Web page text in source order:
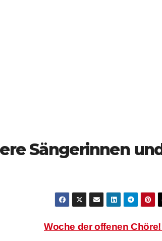
Sängerinnen
Woche der offenen